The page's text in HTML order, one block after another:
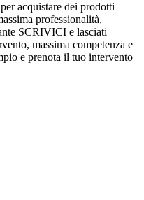
acquistare dei prodotti
professionalità,
SCRIVICI e lasciati
massima competenza e
e prenota il tuo intervento